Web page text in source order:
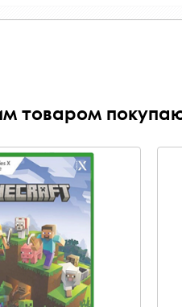
товаром